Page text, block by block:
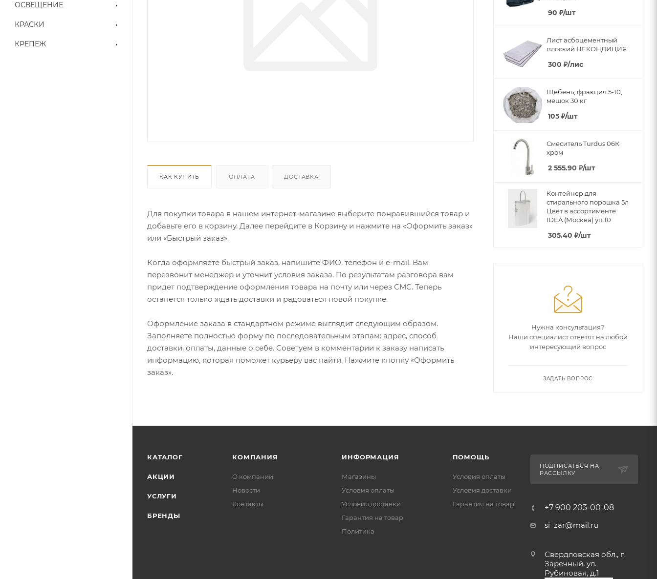
ОСВЕЩЕНИЕ
КРАСКИ
КРЕПЕЖ
КАК КУПИТЬ ОПЛАТА ДОСТАВКА
Для покупки товара в нашем интернет-магазине выберите понравившийся товар и
добавьте его в корзину. Далее перейдите в Корзину и нажмите на «Оформить заказ»
или «Быстрый заказ».
Когда оформляете быстрый заказ, напишите ФИО, телефон и e-mail. Вам
перезвонит менеджер и уточнит условия заказа. По результатам разговора вам
придет подтверждение оформления товара на почту или через СМС. Теперь
останется только ждать доставки и радоваться новой покупке.
Оформление заказа в стандартном режиме выглядит следующим образом.
Заполняете полностью форму по последовательным этапам: адрес, способ
доставки, оплаты, данные о себе. Советуем в комментарии к заказу написать
информацию, которая поможет курьеру вас найти. Нажмите кнопку «Оформить
заказ».
90 ₽/шт
Лист асбоцементный
плоский НЕКОНДИЦИЯ
300 ₽/лис
Щебень, фракция 5-10,
мешок 30 кг
105 ₽/шт
Смеситель Turdus 06К
хром
2 555.90 ₽/шт
Контейнер для
стирального порошка 5л
Цвет в ассортименте
IDEA (Москва) уп.10
305.40 ₽/шт
Нужна консультация?
Наши специалист ответят на любой
интересующий вопрос
ЗАДАТЬ ВОПРОС
КАТАЛОГ
АКЦИИ
УСЛУГИ
БРЕНДЫ
КОМПАНИЯ
О компании
Новости
Контакты
ИНФОРМАЦИЯ
Магазины
Условия оплаты
Условия доставки
Гарантия на товар
Политика
ПОМОЩЬ
Условия оплаты
Условия доставки
Гарантия на товар
ПОДПИСАТЬСЯ НА
РАССЫЛКУ
+7 900 203-00-08
si_zar@mail.ru
Свердловская обл., г.
Заречный, ул.
Рубиновая, д.1